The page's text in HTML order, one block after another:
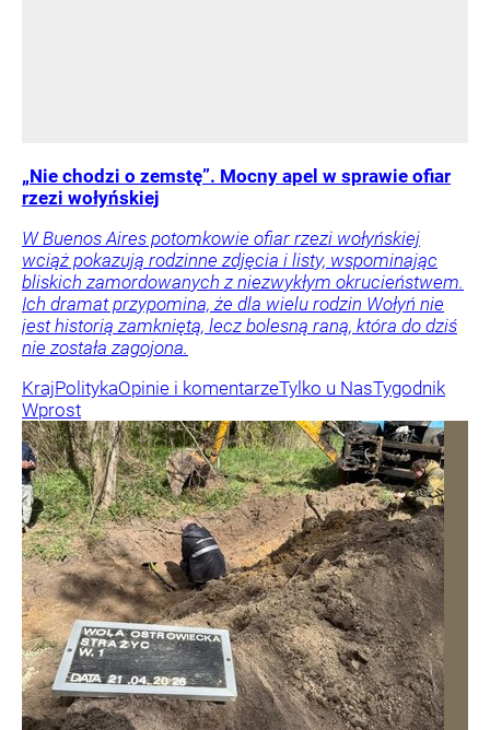
„Nie chodzi o zemstę”. Mocny apel w sprawie ofiar
rzezi wołyńskiej
W Buenos Aires potomkowie ofiar rzezi wołyńskiej
wciąż pokazują rodzinne zdjęcia i listy, wspominając
bliskich zamordowanych z niezwykłym okrucieństwem.
Ich dramat przypomina, że dla wielu rodzin Wołyń nie
jest historią zamkniętą, lecz bolesną raną, która do dziś
nie została zagojona.
KrajPolitykaOpinie i komentarzeTylko u NasTygodnik
Wprost